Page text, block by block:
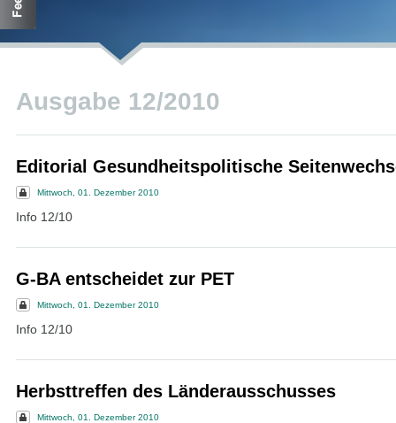
Ausgabe 12/2010
Editorial Gesundheitspolitische
Mittwoch, 01. Dezember 2010
Info 12/10
G-BA entscheidet zur PET
Mittwoch, 01. Dezember 2010
Info 12/10
Herbsttreffen des Länderausschusses
Mittwoch, 01. Dezember 2010